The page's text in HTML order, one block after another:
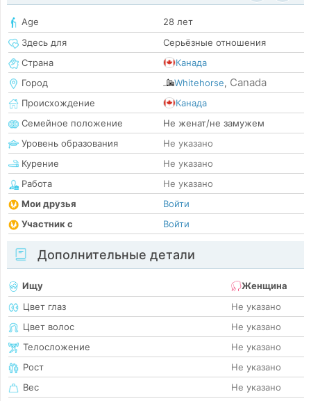
Age
28 лет
Здесь для
Серьёзные отношения
Страна
Канада
Город
Whitehorse, Canada
Происхождение
Канада
Семейное положение
Не женат/не замужем
Уровень образования
Не указано
Курение
Не указано
Работа
Не указано
Мои друзья
Войти
Участник с
Войти
Дополнительные детали
Ищу
Женщина
Цвет глаз
Не указано
Цвет волос
Не указано
Телосложение
Не указано
Рост
Не указано
Вес
Не указано